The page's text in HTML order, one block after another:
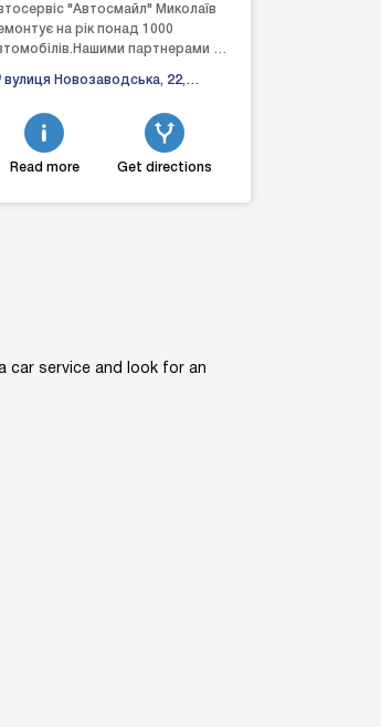
"Автосмайл" Миколаїв
на рік понад 1000
партнерами є
Миколаєва.Ми за...
вулиця Новозаводська, 22,
Read more Get directions
car service and look for an